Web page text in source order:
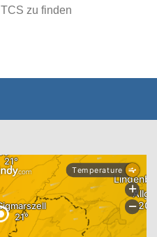
TCS zu finden